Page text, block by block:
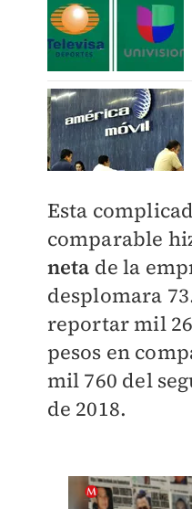
Esta
comparable
neta de la
desplomara
reportar mil
pesos en
mil 760 del
de 2018.